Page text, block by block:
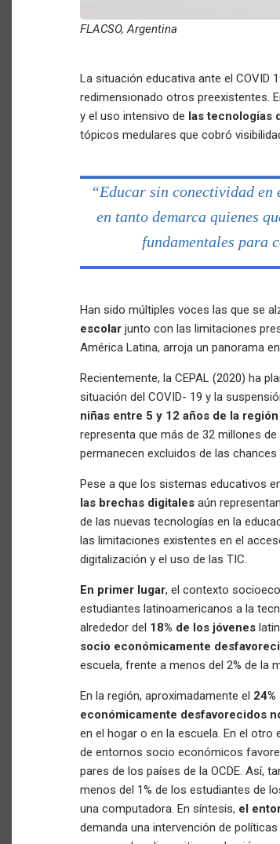
FLACSO, Argentina
La situación educativa ante el COVID
redimensionado otros preexistentes.
y el uso intensivo de las tecnologías
tópicos medulares que cobró
“Educar sin conectividad en
en tanto demarca quienes
fundamentales para
Han sido múltiples voces las que se
escolar junto con las limitaciones
América Latina, arroja un panorama
Recientemente, la CEPAL (2020) ha
situación del COVID- 19 y la
niñas entre 5 y 12 años de la región
representa que más de 32 millones
permanecen excluidos de las
Pese a que los sistemas educativos
las brechas digitales aún
de las nuevas tecnologías en la
las limitaciones existentes en el
digitalización y el uso de las TIC.
En primer lugar, el contexto
estudiantes latinoamericanos a la
alrededor del 18% de los jóvenes
socio económicamente
escuela, frente a menos del 2% de la
En la región, aproximadamente el
económicamente desfavorecidos
en el hogar o en la escuela. En el
de entornos socio económicos
pares de los países de la OCDE. Así,
menos del 1% de los estudiantes de
una computadora. En síntesis, el
demanda una intervención de